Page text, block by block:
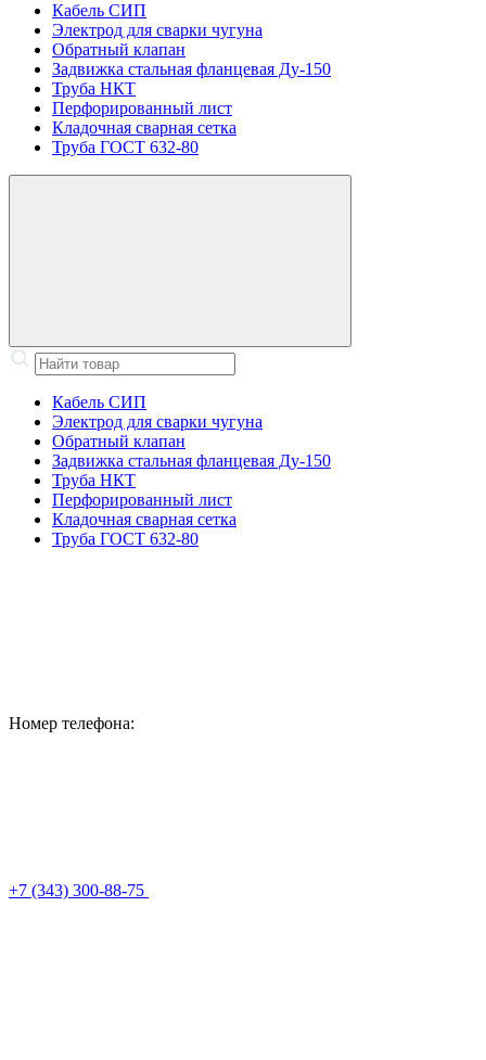
Кабель СИП
Электрод для сварки чугуна
Обратный клапан
Задвижка стальная фланцевая Ду-150
Труба НКТ
Перфорированный лист
Кладочная сварная сетка
Труба ГОСТ 632-80
Кабель СИП
Электрод для сварки чугуна
Обратный клапан
Задвижка стальная фланцевая Ду-150
Труба НКТ
Перфорированный лист
Кладочная сварная сетка
Труба ГОСТ 632-80
Номер телефона:
+7 (343) 300-88-75